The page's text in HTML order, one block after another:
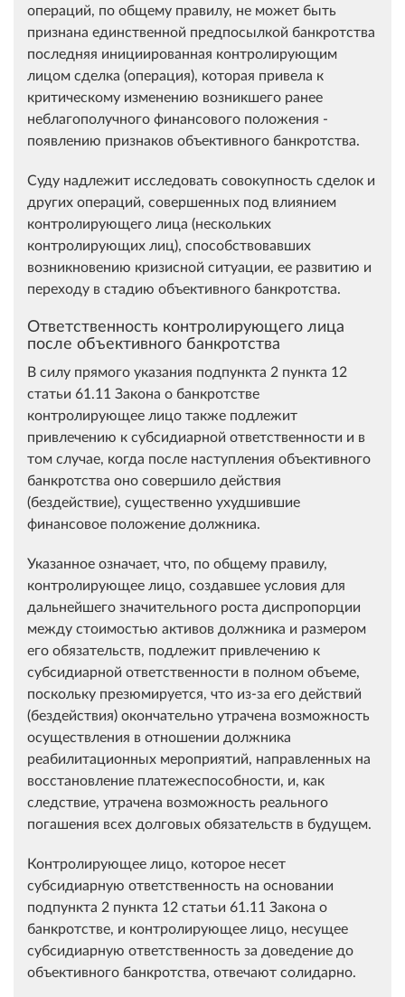
операций, по общему правилу, не может быть
признана единственной предпосылкой банкротства
последняя инициированная контролирующим
лицом сделка (операция), которая привела к
критическому изменению возникшего ранее
неблагополучного финансового положения -
появлению признаков объективного банкротства.
Суду надлежит исследовать совокупность сделок и
других операций, совершенных под влиянием
контролирующего лица (нескольких
контролирующих лиц), способствовавших
возникновению кризисной ситуации, ее развитию и
переходу в стадию объективного банкротства.
Ответственность контролирующего лица
после объективного банкротства
В силу прямого указания подпункта 2 пункта 12
статьи 61.11 Закона о банкротстве
контролирующее лицо также подлежит
привлечению к субсидиарной ответственности и в
том случае, когда после наступления объективного
банкротства оно совершило действия
(бездействие), существенно ухудшившие
финансовое положение должника.
Указанное означает, что, по общему правилу,
контролирующее лицо, создавшее условия для
дальнейшего значительного роста диспропорции
между стоимостью активов должника и размером
его обязательств, подлежит привлечению к
субсидиарной ответственности в полном объеме,
поскольку презюмируется, что из-за его действий
(бездействия) окончательно утрачена возможность
осуществления в отношении должника
реабилитационных мероприятий, направленных на
восстановление платежеспособности, и, как
следствие, утрачена возможность реального
погашения всех долговых обязательств в будущем.
Контролирующее лицо, которое несет
субсидиарную ответственность на основании
подпункта 2 пункта 12 статьи 61.11 Закона о
банкротстве, и контролирующее лицо, несущее
субсидиарную ответственность за доведение до
объективного банкротства, отвечают солидарно.